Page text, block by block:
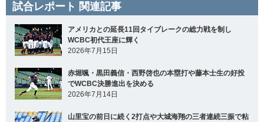
試合レポート 関連記事
アメリカとの延長11回タイブレークの総力戦を制し
WCBC初代王座に輝く
2026年7月15日
赤堀颯・黒田義信・西野啓也の本塁打や藤本士生の好投
でWCBC決勝進出を決める
2026年7月14日
山里宝の前日に続く2打点や大城海翔の三者連続三振で粘